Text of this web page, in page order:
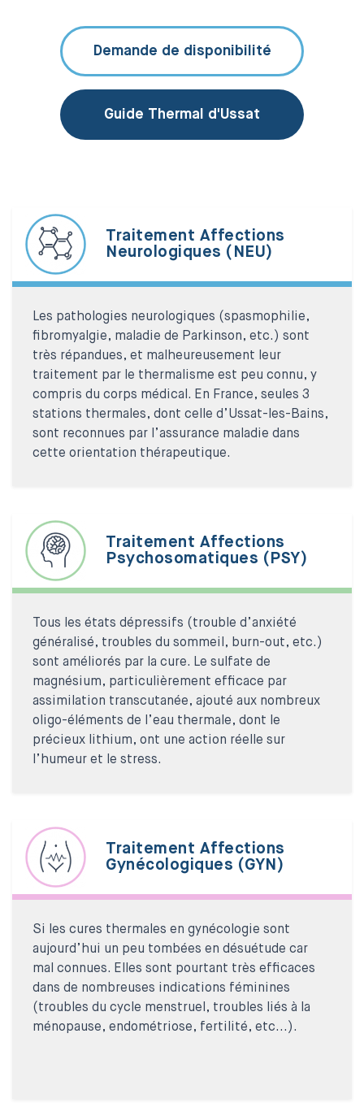
Demande de disponibilité
Guide Thermal d'Ussat
Traitement Affections
Neurologiques (NEU)
Les pathologies neurologiques (spasmophilie,
fibromyalgie, maladie de Parkinson, etc.) sont
très répandues, et malheureusement leur
traitement par le thermalisme est peu connu, y
compris du corps médical. En France, seules 3
stations thermales, dont celle d’Ussat-les-Bains,
sont reconnues par l’assurance maladie dans
cette orientation thérapeutique.
Traitement Affections
Psychosomatiques (PSY)
Tous les états dépressifs (trouble d’anxiété
généralisé, troubles du sommeil, burn-out, etc.)
sont améliorés par la cure. Le sulfate de
magnésium, particulièrement efficace par
assimilation transcutanée, ajouté aux nombreux
oligo-éléments de l’eau thermale, dont le
précieux lithium, ont une action réelle sur
l’humeur et le stress.
Traitement Affections
Gynécologiques (GYN)
Si les cures thermales en gynécologie sont
aujourd’hui un peu tombées en désuétude car
mal connues. Elles sont pourtant très efficaces
dans de nombreuses indications féminines
(troubles du cycle menstruel, troubles liés à la
ménopause, endométriose, fertilité, etc...).